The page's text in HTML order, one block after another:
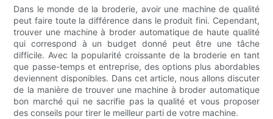
Dans le monde de la broderie, avoir une machine de qualité
peut faire toute la différence dans le produit fini. Cependant,
trouver une machine à broder automatique de haute qualité
qui correspond à un budget donné peut être une tâche
difficile. Avec la popularité croissante de la broderie en tant
que passe-temps et entreprise, des options plus abordables
deviennent disponibles. Dans cet article, nous allons discuter
de la manière de trouver une machine à broder automatique
bon marché qui ne sacrifie pas la qualité et vous proposer
des conseils pour tirer le meilleur parti de votre machine.